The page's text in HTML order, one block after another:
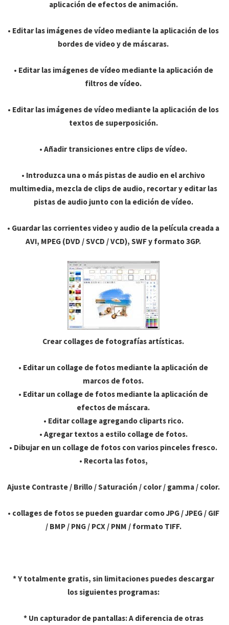
aplicación de efectos de animación.
• Editar las imágenes de vídeo mediante la aplicación de los
bordes de video y de máscaras.
• Editar las imágenes de vídeo mediante la aplicación de
filtros de vídeo.
• Editar las imágenes de vídeo mediante la aplicación de los
textos de superposición.
• Añadir transiciones entre clips de vídeo.
• Introduzca una o más pistas de audio en el archivo
multimedia, mezcla de clips de audio, recortar y editar las
pistas de audio junto con la edición de vídeo.
• Guardar las corrientes video y audio de la película creada a
AVI, MPEG (DVD / SVCD / VCD), SWF y formato 3GP.
Crear collages de fotografías artísticas.
• Editar un collage de fotos mediante la aplicación de
marcos de fotos.
• Editar un collage de fotos mediante la aplicación de
efectos de máscara.
• Editar collage agregando cliparts rico.
• Agregar textos a estilo collage de fotos.
• Dibujar en un collage de fotos con varios pinceles fresco.
• Recorta las fotos,
Ajuste Contraste / Brillo / Saturación / color / gamma / color.
• collages de fotos se pueden guardar como JPG / JPEG / GIF
/ BMP / PNG / PCX / PNM / formato TIFF.
* Y totalmente gratis, sin limitaciones puedes descargar
los siguientes programas:
* Un capturador de pantallas: A diferencia de otras